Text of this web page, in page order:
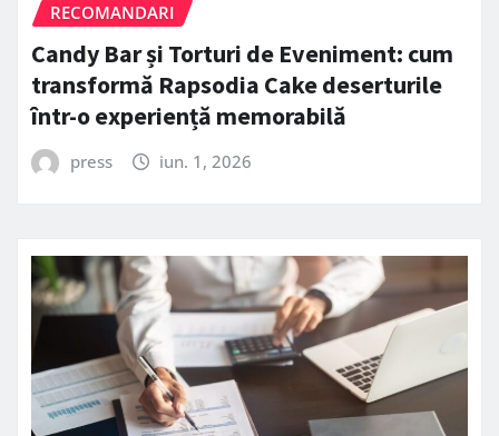
RECOMANDARI
Candy Bar și Torturi de Eveniment: cum
transformă Rapsodia Cake deserturile
într-o experiență memorabilă
press iun. 1, 2026